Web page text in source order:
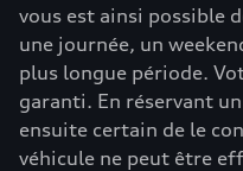
vous est ainsi possible
une journée, un
plus longue période.
garanti. En réservant
ensuite certain de le
véhicule ne peut être